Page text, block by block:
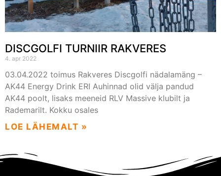
DISCGOLFI TURNIIR RAKVERES
4. apr 2022
03.04.2022 toimus Rakveres Discgolfi nädalamäng –
AK44 Energy Drink ERI Auhinnad olid välja pandud
AK44 poolt, lisaks meeneid RLV Massive klubilt ja
Rademarilt. Kokku osales
LOE LÄHEMALT »